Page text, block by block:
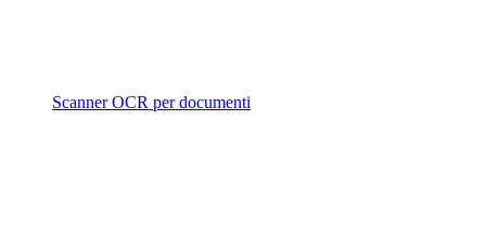
Scanner OCR per documenti